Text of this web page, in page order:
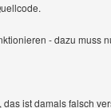
- dazu muss
das ist damals falsch